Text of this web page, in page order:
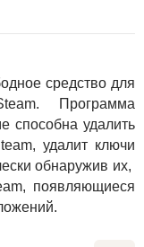
средство для
Программа
способна удалить
удалит ключи
обнаружив их,
появляющиеся